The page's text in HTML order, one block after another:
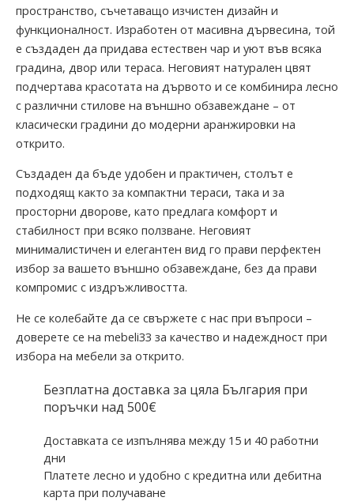
пространство, съчетаващо изчистен дизайн и
функционалност. Изработен от масивна дървесина, той
е създаден да придава естествен чар и уют във всяка
градина, двор или тераса. Неговият натурален цвят
подчертава красотата на дървото и се комбинира лесно
с различни стилове на външно обзавеждане – от
класически градини до модерни аранжировки на
открито.
Създаден да бъде удобен и практичен, столът е
подходящ както за компактни тераси, така и за
просторни дворове, като предлага комфорт и
стабилност при всяко ползване. Неговият
минималистичен и елегантен вид го прави перфектен
избор за вашето външно обзавеждане, без да прави
компромис с издръжливостта.
Не се колебайте да се свържете с нас при въпроси –
доверете се на mebeli33 за качество и надеждност при
избора на мебели за открито.
Безплатна доставка за цяла България при
поръчки над 500€
Доставката се изпълнява между 15 и 40 работни
дни
Платете лесно и удобно с кредитна или дебитна
карта при получаване